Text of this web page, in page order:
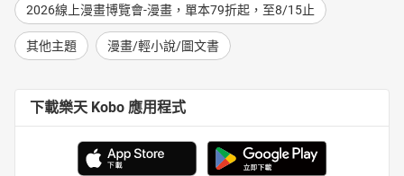
2026線上漫畫博覽會-漫畫，單本79折起，至8/15止
其他主題 漫畫/輕小說/圖文書
下載樂天 Kobo 應用程式